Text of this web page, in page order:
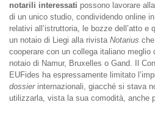
notarili interessati possono lavorare
di un unico studio, condividendo online
relativi all’istruttoria, le bozze dell’atto e
un notaio di Liegi alla rivista Notarius
cooperare con un collega italiano meglio
notaio di Namur, Bruxelles o Gand. Il
EUFides ha espressamente limitato
dossierinternazionali, giacché si stava
utilizzarla, vista la sua comodità, anche